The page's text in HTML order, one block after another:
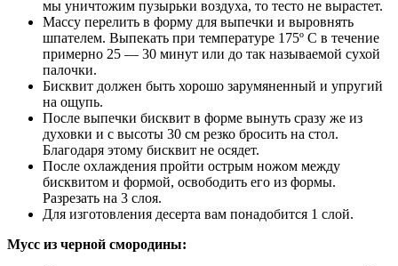
мы уничтожим пузырьки воздуха, то тесто не вырастет.
Массу перелить в форму для выпечки и выровнять
шпателем. Выпекать при температуре 175º C в течение
примерно 25 — 30 минут или до так называемой сухой
палочки.
Бисквит должен быть хорошо зарумяненный и упругий
на ощупь.
После выпечки бисквит в форме вынуть сразу же из
духовки и с высоты 30 см резко бросить на стол.
Благодаря этому бисквит не осядет.
После охлаждения пройти острым ножом между
бисквитом и формой, освободить его из формы.
Разрезать на 3 слоя.
Для изготовления десерта вам понадобится 1 слой.
Мусс из черной смородины: